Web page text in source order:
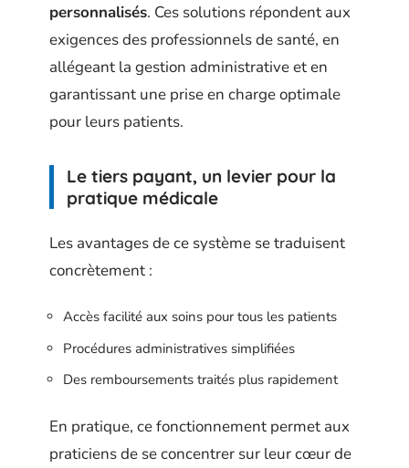
personnalisés. Ces solutions répondent aux
exigences des professionnels de santé, en
allégeant la gestion administrative et en
garantissant une prise en charge optimale
pour leurs patients.
Le tiers payant, un levier pour la
pratique médicale
Les avantages de ce système se traduisent
concrètement :
Accès facilité aux soins pour tous les patients
Procédures administratives simplifiées
Des remboursements traités plus rapidement
En pratique, ce fonctionnement permet aux
praticiens de se concentrer sur leur cœur de